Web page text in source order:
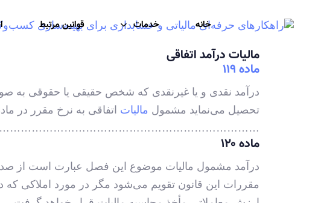
خانه خدمات قوانین مرتبط
مالیات درآمد اتفاقی
ماده ۱۱۹
درآمد نقدی و یا غیرنقدی که شخص حقیقی یا حقوقی به
تحصیل می‌نماید مشمول مالیات اتفاقی به نرخ مقرر در ماده (131) این قانون
ماده ۱۲۰